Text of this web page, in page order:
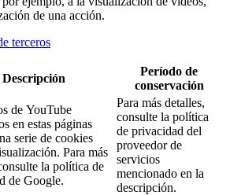
de una acción.
terceros
Descripción
Período de
conservación
de YouTube
en estas páginas
serie de cookies
Para más
la política de
de Google.
Para más detalles,
consulte la política
de privacidad del
proveedor de
servicios
mencionado en la
descripción.